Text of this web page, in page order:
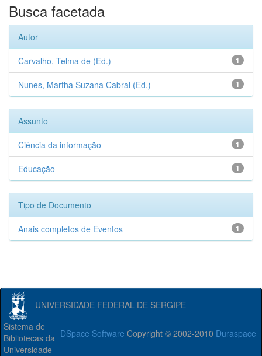
Busca facetada
Autor
1
Carvalho, Telma de (Ed.)
1
Nunes, Martha Suzana Cabral (Ed.)
Assunto
1
Ciência da informação
1
Educação
Tipo de Documento
1
Anais completos de Eventos
UNIVERSIDADE FEDERAL DE SERGIPE
DSpace Software Copyright © 2002-2010 Duraspace
Sistema de
Bibliotecas da
Universidade